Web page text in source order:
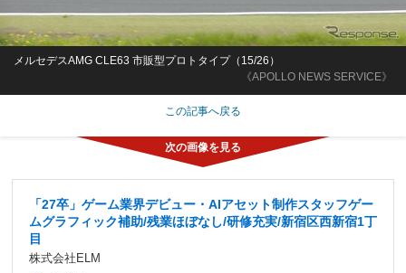
《APOLLO NEWS SERVICE》
メルセデスAMG CLE63 市販型プロトタイプ（15/26）
この記事へ戻る
「27卒」ゲーム業界デビュー・AIアセット制作スタッフゲー
ムグラフィック補助/残業ほぼなし/研修充実/新宿区西新宿1丁
目
株式会社ELM